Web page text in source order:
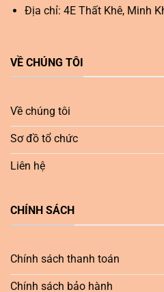
Địa chỉ: 4E Thất Khê, Minh
VỀ CHÚNG TÔI
Về chúng tôi
Sơ đồ tổ chức
Liên hệ
CHÍNH SÁCH
Chính sách thanh toán
Chính sách bảo hành